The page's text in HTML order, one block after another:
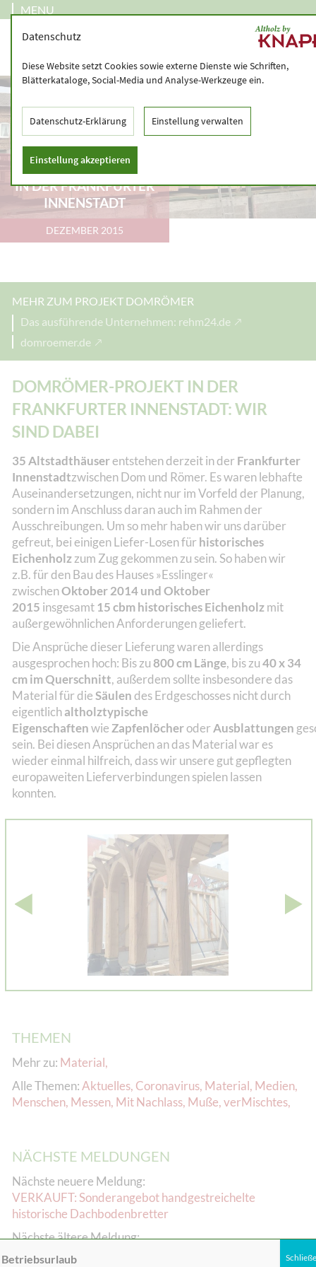
MENU
DOMRÖMER-PROJEKT
IN DER FRANKFURTER
INNENSTADT
DEZEMBER 2015
MEHR ZUM PROJEKT DOMRÖMER
Das ausführende Unternehmen: rehm24.de
domroemer.de
DOMRÖMER-PROJEKT IN DER
FRANKFURTER INNENSTADT: WIR
SIND DABEI
35 Altstadthäuserentstehen derzeit in derFrankfurter
Innenstadtzwischen Dom und Römer. Es waren lebhafte
Auseinandersetzungen, nicht nur im Vorfeld der Planung,
sondern im Anschluss daran auch im Rahmen der
Ausschreibungen. Um so mehr haben wir uns darüber
gefreut, bei einigen Liefer-Losen fürhistorisches
Eichenholzzum Zug gekommen zu sein. So haben wir
z.B. für den Bau des Hauses »Esslinger«
zwischenOktober 2014 und Oktober
2015 insgesamt 15 cbm historisches Eichenholzmit
außergewöhnlichen Anforderungen geliefert.
Die Ansprüche dieser Lieferung waren allerdings
ausgesprochen hoch: Bis zu800 cm Länge, bis zu40 x 34
cm im Querschnitt, außerdem sollte insbesondere das
Material für dieSäulendes Erdgeschosses nicht durch
eigentlichaltholztypische
EigenschaftenwieZapfenlöcheroderAusblattungen
sein. Bei diesen Ansprüchen an das Material war es
wieder einmal hilfreich, dass wir unsere gut gepflegten
europaweiten Lieferverbindungen spielen lassen
konnten.
THEMEN
Mehr zu: Material,
Alle Themen:Aktuelles, Coronavirus, Material, Medien,
Menschen, Messen, Mit Nachlass, Muße,verMischtes,
NÄCHSTE MELDUNGEN
Nächste neuere Meldung:
VERKAUFT: Sonderangebot handgestreichelte
historische Dachbodenbretter
Nächste ältere Meldung:
Der Aachener Weihnachtsmarkt lohnt doppelt: Wir sind
Betriebsurlaub
Datenschutz
Diese Website setzt Cookies sowie externe Dienste wie Schriften,
Blätterkataloge, Social-Media und Analyse-Werkzeuge ein.
Datenschutz-Erklärung Einstellung verwalten
Einstellung akzeptieren